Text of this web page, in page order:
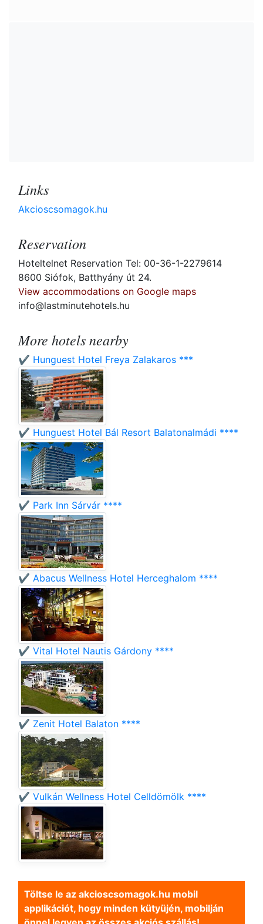
Links
Akcioscsomagok.hu
Reservation
Hoteltelnet Reservation Tel: 00-36-1-2279614
8600 Siófok, Batthyány út 24.
View accommodations on Google maps
info@lastminutehotels.hu
More hotels nearby
✔️ Hunguest Hotel Freya Zalakaros ***
✔️ Hunguest Hotel Bál Resort Balatonalmádi ****
✔️ Park Inn Sárvár ****
✔️ Abacus Wellness Hotel Herceghalom ****
✔️ Vital Hotel Nautis Gárdony ****
✔️ Zenit Hotel Balaton ****
✔️ Vulkán Wellness Hotel Celldömölk ****
Töltse le az akcioscsomagok.hu mobil
applikációt, hogy minden kütyüjén, mobilján